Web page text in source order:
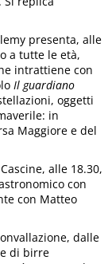
presenta, alle
a tutte le età,
intrattiene con
Il guardiano
oggetti
in
Maggiore e del
alle 18.30,
con
con Matteo
dalle
di birre